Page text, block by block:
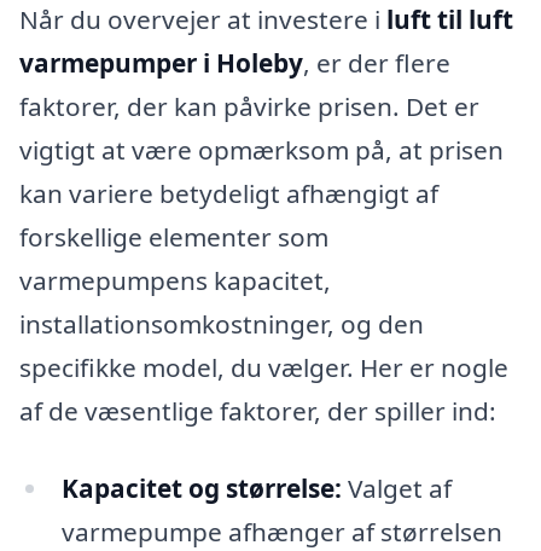
Når du overvejer at investere i luft til luft
varmepumper i Holeby, er der flere
faktorer, der kan påvirke prisen. Det er
vigtigt at være opmærksom på, at prisen
kan variere betydeligt afhængigt af
forskellige elementer som
varmepumpens kapacitet,
installationsomkostninger, og den
specifikke model, du vælger. Her er nogle
af de væsentlige faktorer, der spiller ind:
Kapacitet og størrelse: Valget af
varmepumpe afhænger af størrelsen